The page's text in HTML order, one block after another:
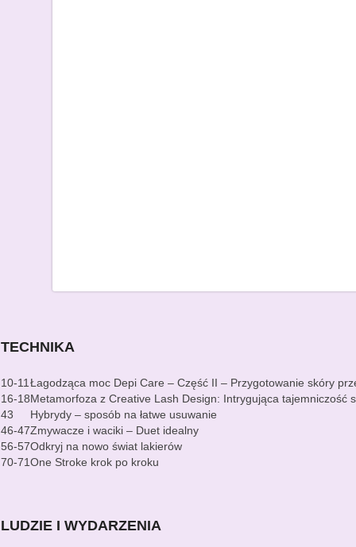
TECHNIKA
10-11 Łagodząca moc Depi Care – Część II – Przygotowanie skóry
16-18Metamorfoza z Creative Lash Design: Intrygująca tajemniczość
43
Hybrydy – sposób na łatwe usuwanie
46-47Zmywacze i waciki – Duet idealny
56-57Odkryj na nowo świat lakierów
70-71One Stroke krok po kroku
LUDZIE I WYDARZENIA